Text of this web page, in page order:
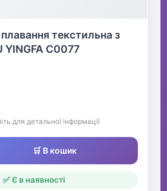
текстильна з
YINGFA C0077
для детальної інформації
🛒 В кошик
✅ Є в наявності